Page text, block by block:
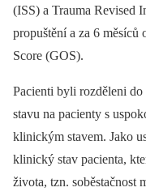
(ISS) a Trauma Revised
propuštění a za 6
Score (GOS).
Pacienti byli rozděleni
stavu na pacienty s
klinickým stavem. Jako
klinický stav pacienta,
života, tzn. soběstačnost